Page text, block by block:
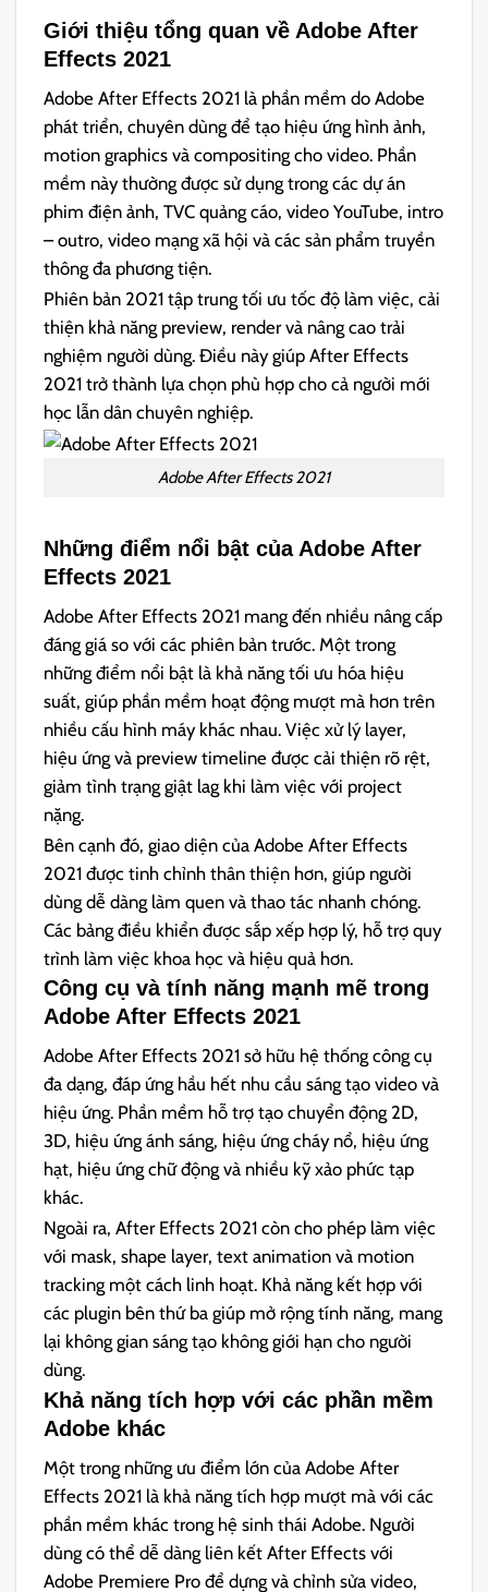
Giới thiệu tổng quan về Adobe After
Effects 2021
Adobe After Effects 2021 là phần mềm do Adobe
phát triển, chuyên dùng để tạo hiệu ứng hình ảnh,
motion graphics và compositing cho video. Phần
mềm này thường được sử dụng trong các dự án
phim điện ảnh, TVC quảng cáo, video YouTube, intro
– outro, video mạng xã hội và các sản phẩm truyền
thông đa phương tiện.
Phiên bản 2021 tập trung tối ưu tốc độ làm việc, cải
thiện khả năng preview, render và nâng cao trải
nghiệm người dùng. Điều này giúp After Effects
2021 trở thành lựa chọn phù hợp cho cả người mới
học lẫn dân chuyên nghiệp.
Adobe After Effects 2021
Những điểm nổi bật của Adobe After
Effects 2021
Adobe After Effects 2021 mang đến nhiều nâng cấp
đáng giá so với các phiên bản trước. Một trong
những điểm nổi bật là khả năng tối ưu hóa hiệu
suất, giúp phần mềm hoạt động mượt mà hơn trên
nhiều cấu hình máy khác nhau. Việc xử lý layer,
hiệu ứng và preview timeline được cải thiện rõ rệt,
giảm tình trạng giật lag khi làm việc với project
nặng.
Bên cạnh đó, giao diện của Adobe After Effects
2021 được tinh chỉnh thân thiện hơn, giúp người
dùng dễ dàng làm quen và thao tác nhanh chóng.
Các bảng điều khiển được sắp xếp hợp lý, hỗ trợ quy
trình làm việc khoa học và hiệu quả hơn.
Công cụ và tính năng mạnh mẽ trong
Adobe After Effects 2021
Adobe After Effects 2021 sở hữu hệ thống công cụ
đa dạng, đáp ứng hầu hết nhu cầu sáng tạo video và
hiệu ứng. Phần mềm hỗ trợ tạo chuyển động 2D,
3D, hiệu ứng ánh sáng, hiệu ứng cháy nổ, hiệu ứng
hạt, hiệu ứng chữ động và nhiều kỹ xảo phức tạp
khác.
Ngoài ra, After Effects 2021 còn cho phép làm việc
với mask, shape layer, text animation và motion
tracking một cách linh hoạt. Khả năng kết hợp với
các plugin bên thứ ba giúp mở rộng tính năng, mang
lại không gian sáng tạo không giới hạn cho người
dùng.
Khả năng tích hợp với các phần mềm
Adobe khác
Một trong những ưu điểm lớn của Adobe After
Effects 2021 là khả năng tích hợp mượt mà với các
phần mềm khác trong hệ sinh thái Adobe. Người
dùng có thể dễ dàng liên kết After Effects với
Adobe Premiere Pro để dựng và chỉnh sửa video,